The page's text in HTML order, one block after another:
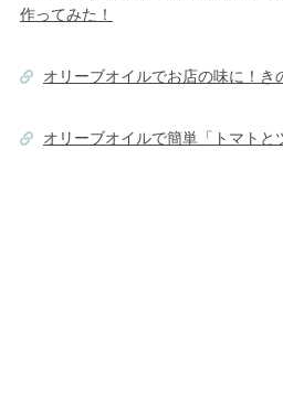
作ってみた！
オリーブオイルでお店の味に！
オリーブオイルで簡単「トマトと